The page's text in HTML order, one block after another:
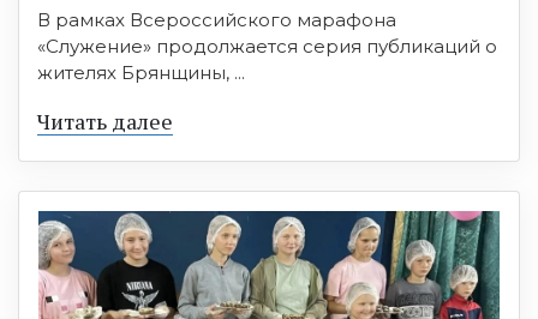
В рамках Всероссийского марафона
«Служение» продолжается серия публикаций о
жителях Брянщины, ...
Читать далее